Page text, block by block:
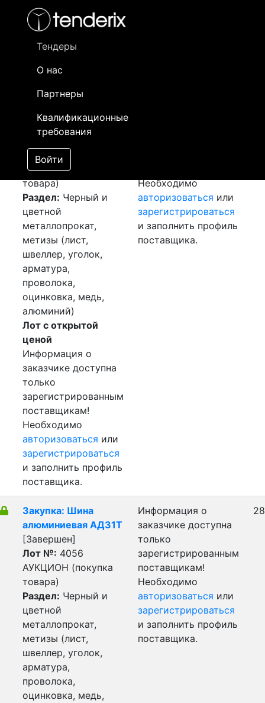
Тендеры
О нас
Партнеры
Квалификационные
требования
Войти
- активный лот
- сохраненный лот (не опубликован)
Закупка: Лента
медная М1
[Завершен]
Лот №:4057
АУКЦИОН (покупка
товара)
Раздел: Черный и
цветной
металлопрокат,
метизы (лист,
швеллер, уголок,
арматура,
проволока,
оцинковка, медь,
алюминий)
Лот с открытой
ценой
Информация о
заказчике доступна
только
зарегистрированным
поставщикам!
Необходимо
авторизоваться или
зарегистрироваться
и заполнить профиль
поставщика.
Необходимо
авторизоваться или
зарегистрироваться
и заполнить профиль
поставщика.
Закупка: Шина
алюминиевая АД31Т
[Завершен]
Лот №: 4056
АУКЦИОН (покупка
товара)
Раздел: Черный и
цветной
металлопрокат,
метизы (лист,
швеллер, уголок,
арматура,
проволока,
оцинковка, медь,
Информация о
заказчике доступна
только
зарегистрированным
поставщикам!
Необходимо
авторизоваться или
зарегистрироваться
и заполнить профиль
поставщика.